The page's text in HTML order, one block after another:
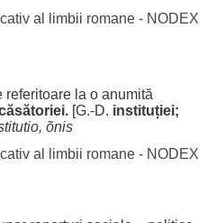
al limbii romane - NODEX
referitoarela o anumită
. [G.-D. instituției;
õnis
al limbii romane - NODEX